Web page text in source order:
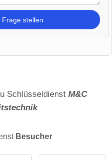
stellen
Schlüsseldienst M&C
Besucher